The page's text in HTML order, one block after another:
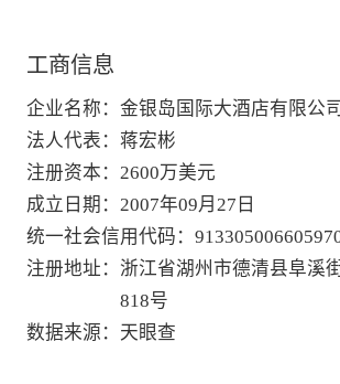
工商信息
企业名称 ： 金银岛国际大酒店有限公司
法人代表 ： 蒋宏彬
注册资本 ： 2600万美元
成立日期 ： 2007年09月27日
统一社会信用代码 ：
注册地址 ： 浙江省湖州市德清县阜溪
818号
数据来源 ： 天眼查